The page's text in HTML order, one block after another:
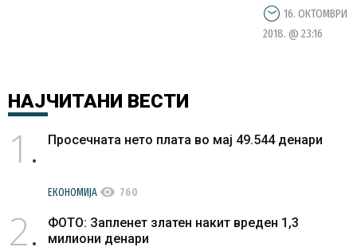
16. ОКТОМВРИ
2018. @ 23:16
НАЈЧИТАНИ ВЕСТИ
1 Просечната нето плата во мај 49.544 денари
ЕКОНОМИЈА visibility 760
2
ФОТО: Запленет златен накит вреден 1,3
милиони денари